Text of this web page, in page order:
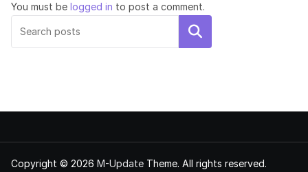
You must be logged in to post a comment.
Search
Copyright © 2026 M-Update Theme. All rights reserved.